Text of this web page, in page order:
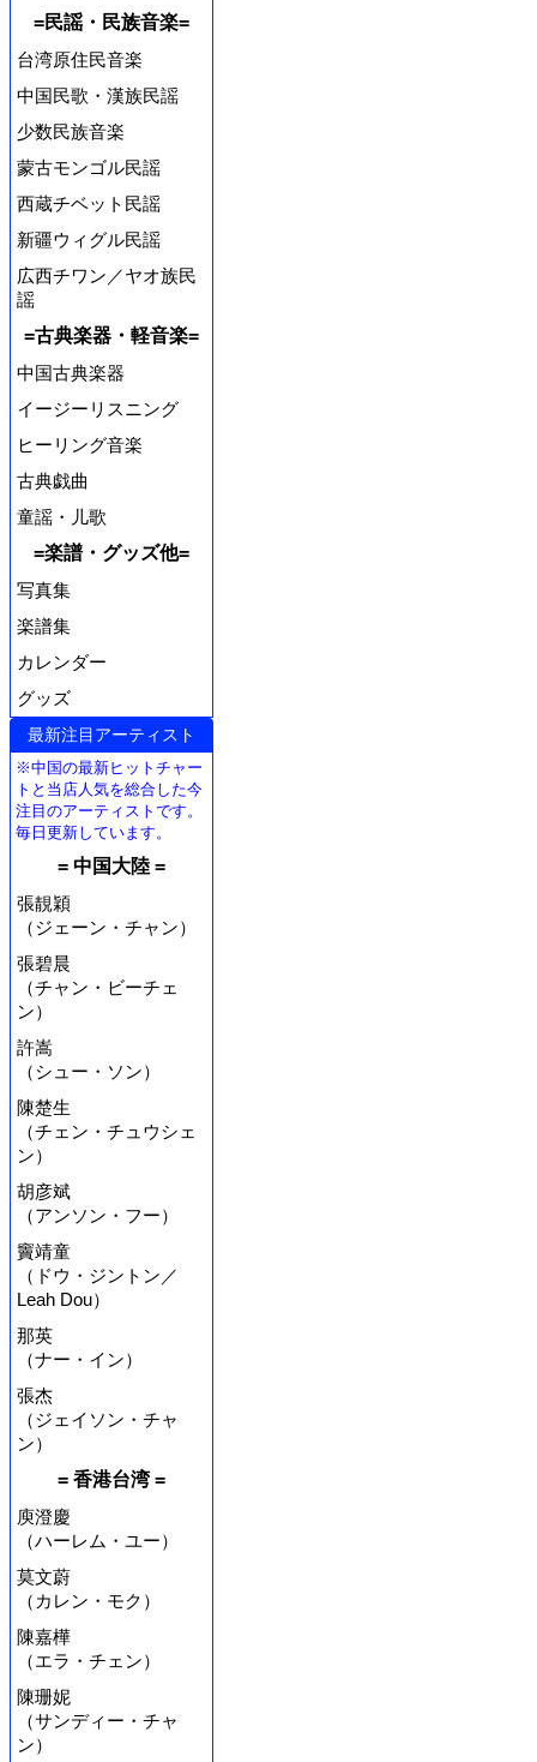
=民謡・民族音楽=
台湾原住民音楽
中国民歌・漢族民謡
少数民族音楽
蒙古モンゴル民謡
西蔵チベット民謡
新疆ウィグル民謡
広西チワン／ヤオ族民
謡
=古典楽器・軽音楽=
中国古典楽器
イージーリスニング
ヒーリング音楽
古典戯曲
童謡・儿歌
=楽譜・グッズ他=
写真集
楽譜集
カレンダー
グッズ
最新注目アーティスト
※中国の最新ヒットチャー
トと当店人気を総合した今
注目のアーティストです。
毎日更新しています。
= 中国大陸 =
張靚穎
（ジェーン・チャン）
張碧晨
（チャン・ビーチェ
ン）
許嵩
（シュー・ソン）
陳楚生
（チェン・チュウシェ
ン）
胡彦斌
（アンソン・フー）
竇靖童
（ドウ・ジントン／
Leah Dou）
那英
（ナー・イン）
張杰
（ジェイソン・チャ
ン）
= 香港台湾 =
庾澄慶
（ハーレム・ユー）
莫文蔚
（カレン・モク）
陳嘉樺
（エラ・チェン）
陳珊妮
（サンディー・チャ
ン）